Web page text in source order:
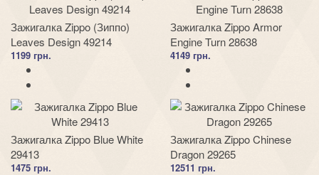
Зажигалка Zippo (Зиппо)
Leaves Design 49214
1199 грн.
Зажигалка Zippo Armor
Engine Turn 28638
4149 грн.
Зажигалка Zippo Blue White
29413
1475 грн.
Зажигалка Zippo Chinese
Dragon 29265
12511 грн.